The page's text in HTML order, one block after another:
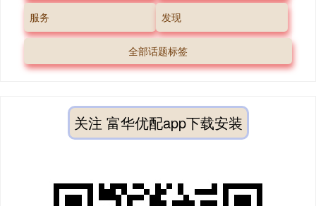
服务 发现
全部话题标签
关注 富华优配app下载安装